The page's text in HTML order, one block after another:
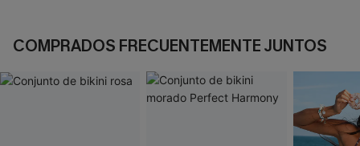
COMPRADOS FRECUENTEMENTE JUNTOS